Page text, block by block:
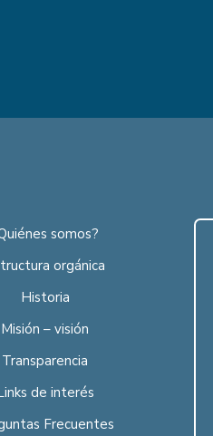
somos?
orgánica
Historia
Misión – visión
Transparencia
de interés
Frecuentes